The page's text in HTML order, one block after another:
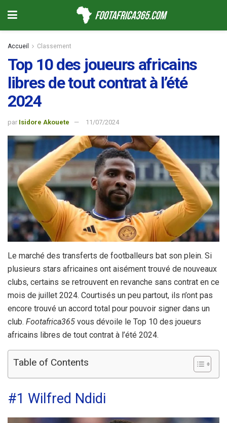
Accueil Classement
Top 10 des joueurs africains
libres de tout contrat à l’été
2024
par Isidore Akouete 11/07/2024
Le marché des transferts de footballeurs bat son plein. Si
plusieurs stars africaines ont aisément trouvé de nouveaux
clubs, certains se retrouvent en revanche sans contrat en ce
mois de juillet 2024. Courtisés un peu partout, ils n’ont pas
encore trouvé un accord total pour pouvoir signer dans un
club. Footafrica365 vous dévoile le Top 10 des joueurs
africains libres de tout contrat à l’été 2024.
Table of Contents
#1 Wilfred Ndidi